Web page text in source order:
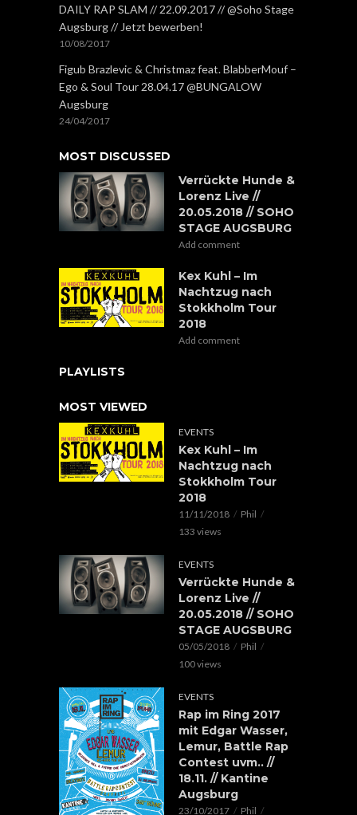
DAILY RAP SLAM // 22.09.2017 // @Soho Stage
Augsburg // Jetzt bewerben!
10/08/2017
Figub Brazlevic & Christmaz feat. BlabberMouf –
Ego & Soul Tour 28.04.17 @BUNGALOW
Augsburg
24/04/2017
MOST DISCUSSED
Verrückte Hunde &
Lorenz Live //
20.05.2018 // SOHO
STAGE AUGSBURG
Add comment
Kex Kuhl – Im
Nachtzug nach
Stokkholm Tour
2018
Add comment
PLAYLISTS
MOST VIEWED
EVENTS
Kex Kuhl – Im
Nachtzug nach
Stokkholm Tour
2018
11/11/2018
Phil
133 views
EVENTS
Verrückte Hunde &
Lorenz Live //
20.05.2018 // SOHO
STAGE AUGSBURG
05/05/2018
Phil
100 views
EVENTS
Rap im Ring 2017
mit Edgar Wasser,
Lemur, Battle Rap
Contest uvm.. //
18.11. // Kantine
Augsburg
23/10/2017 Phil